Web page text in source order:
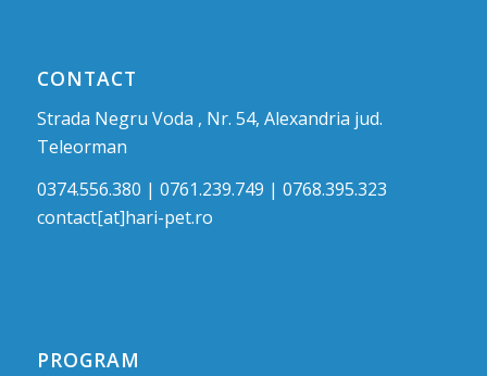
CONTACT
Strada Negru Voda , Nr. 54, Alexandria jud.
Teleorman
0374.556.380 | 0761.239.749 | 0768.395.323
contact[at]hari-pet.ro
PROGRAM